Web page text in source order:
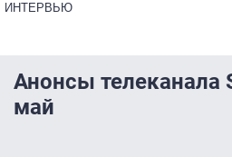
ИНТЕРВЬЮ
Анонсы телеканала
май